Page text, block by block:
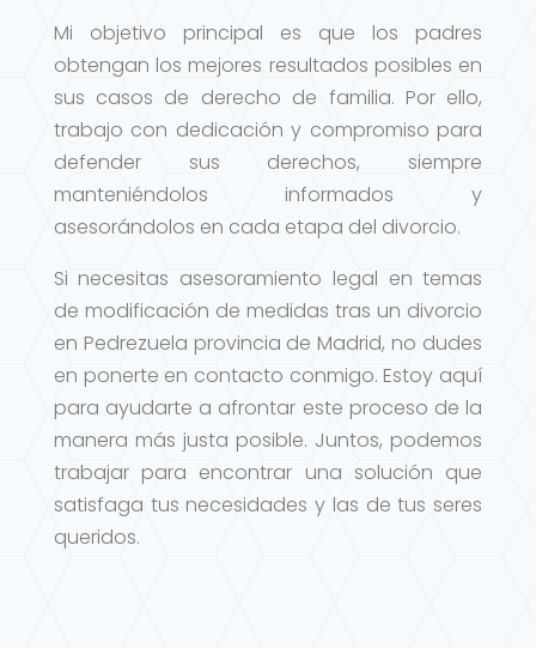
Mi objetivo principal es que los padres
obtengan los mejores resultados posibles en
sus casos de derecho de familia. Por ello,
trabajo con dedicación y compromiso para
defender sus derechos, siempre
manteniéndolos informados y
asesorándolos en cada etapa del divorcio.
Si necesitas asesoramiento legal en temas
de modificación de medidas tras un divorcio
en Pedrezuela provincia de Madrid, no dudes
en ponerte en contacto conmigo. Estoy aquí
para ayudarte a afrontar este proceso de la
manera más justa posible. Juntos, podemos
trabajar para encontrar una solución que
satisfaga tus necesidades y las de tus seres
queridos.